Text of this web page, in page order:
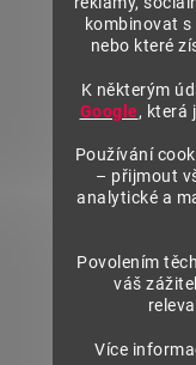
kombinovat
nebo které
K některým
Google, která
Používání
– přijmout
analytické a
Povolením
váš
Více